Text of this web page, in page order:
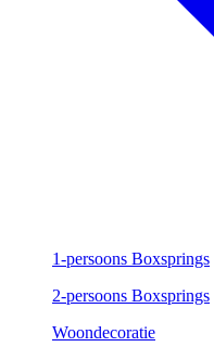
1-persoons Boxsprings
2-persoons Boxsprings
Woondecoratie